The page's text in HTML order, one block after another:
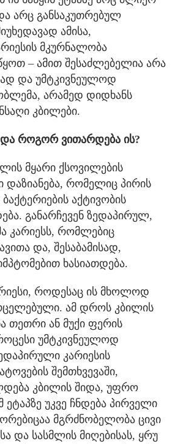
არც განსაკუთრებულ
ამისა,
მკურნალობა
– ამით შესაძლებელია არა
და უმტკივნეულოდ
არამედ დიდხანს
კბილები.
და როგორ ვითარდება ის?
მყარი ქსოვილების
დაზიანება, რომელიც პირის
აქტივობის
განარჩევენ ზედაპირულ,
კარიესს, რომლებიც
და, შესაბამისად,
ხასიათდება.
როდესაც ის მხოლოდ
ამ დროს კბილის
თეთრი ან მუქი ფერის
უმტკივნეულოდ
კარიესის
შემთხვევაში,
კბილის შიდა, უფრო
ეტაპზე უკვე ჩნდება პირველი
მგრძნობელობა ცივი
და სასმლის მიღებისას, ყრუ